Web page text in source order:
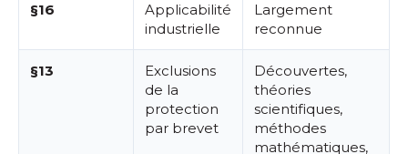
§16
Applicabilité
industrielle
Largement
reconnue
§13
Exclusions
de la
protection
par brevet
Découvertes,
théories
scientifiques,
méthodes
mathématiques,